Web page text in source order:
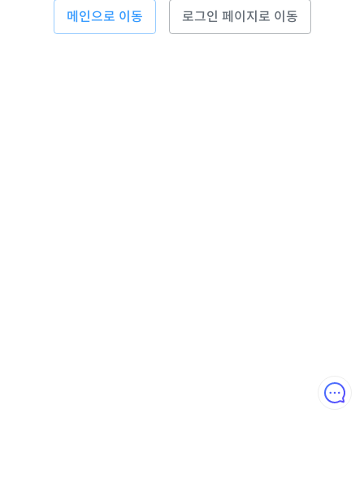
메인으로 이동 로그인 페이지로 이동